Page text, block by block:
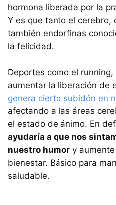
hormona liberada por la
Y es que tanto el cerebro,
también endorfinas
la felicidad.
Deportes como el
aumentar la liberación de
genera cierto subidón en
afectando a las áreas
el estado de ánimo. En
ayudaría a que nos
nuestro humor y
bienestar. Básico para
saludable.